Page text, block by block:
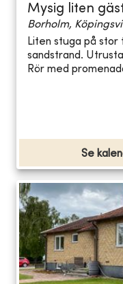
Mysig liten
Borholm,
Liten stuga på stor
sandstrand.
Rör med
Se